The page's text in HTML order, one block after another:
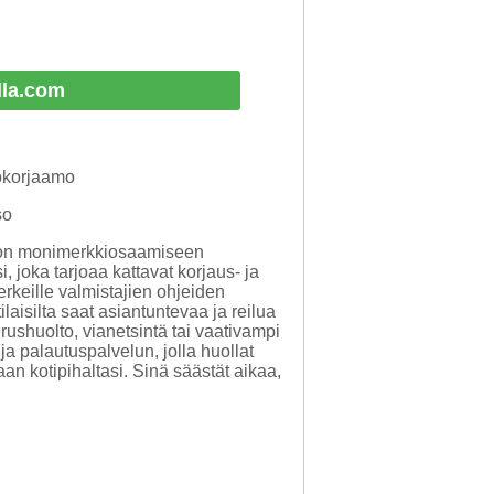
monimerkkiosaamiseen
joka tarjoaa kattavat korjaus- ja
valmistajien ohjeiden
saat asiantuntevaa ja reilua
vianetsintä tai vaativampi
palautuspalvelun, jolla huollat
kotipihaltasi. Sinä säästät aikaa,